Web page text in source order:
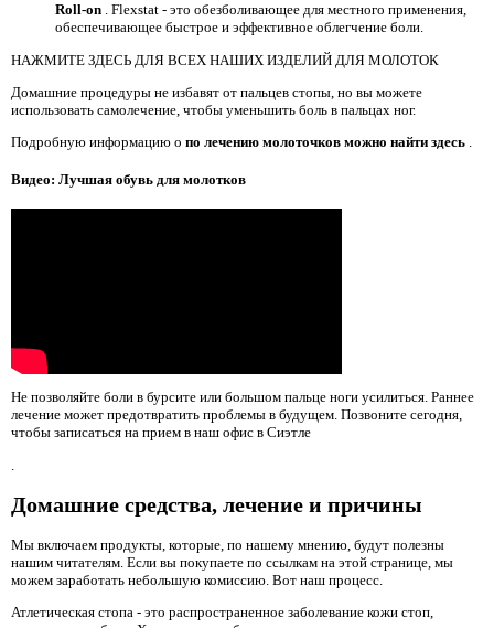
Roll-on . Flexstat - это обезболивающее для местного применения,
обеспечивающее быстрое и эффективное облегчение боли.
НАЖМИТЕ ЗДЕСЬ ДЛЯ ВСЕХ НАШИХ ИЗДЕЛИЙ ДЛЯ МОЛОТОК
Домашние процедуры не избавят от пальцев стопы, но вы можете
использовать самолечение, чтобы уменьшить боль в пальцах ног.
Подробную информацию о по лечению молоточков можно найти здесь .
Видео: Лучшая обувь для молотков
Не позволяйте боли в бурсите или большом пальце ноги усилиться. Раннее
лечение может предотвратить проблемы в будущем. Позвоните сегодня,
чтобы записаться на прием в наш офис в Сиэтле
Домашние средства, лечение и причины
Мы включаем продукты, которые, по нашему мнению, будут полезны
нашим читателям. Если вы покупаете по ссылкам на этой странице, мы
можем заработать небольшую комиссию. Вот наш процесс.
Атлетическая стопа - это распространенное заболевание кожи стоп,